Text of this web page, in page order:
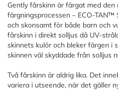
Gently fårskinn är färgat med den
färgningsprocessen – ECO-
och skonsamt för både barn och
fårskinn i direkt solljus då UV-
skinnets kulör och bleker färgen i
skinnen väl skyddade från solljus
Två fårskinn är aldrig lika. Det
variera i utseende, när det gäller